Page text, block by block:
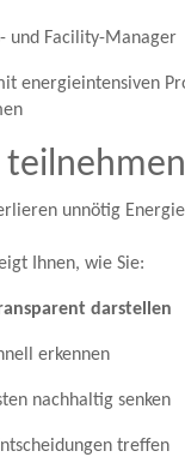
und Facility-Manager
energieintensiven
unnötig
Ihnen, wie Sie:
darstellen
erkennen
nachhaltig senken
treffen